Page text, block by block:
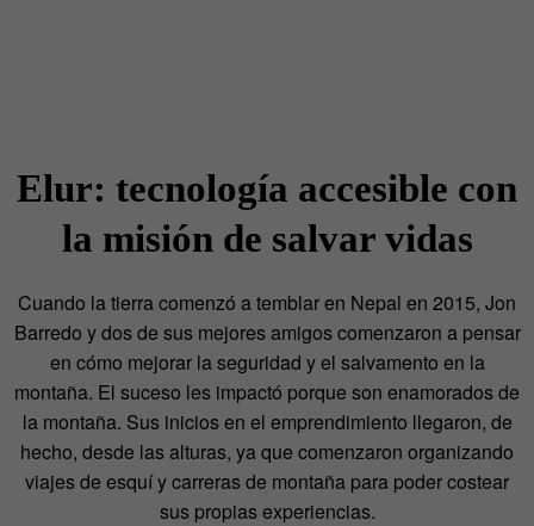
Elur: tecnología accesible con
la misión de salvar vidas
Cuando la tierra comenzó a temblar en Nepal en 2015, Jon
Barredo y dos de sus mejores amigos comenzaron a pensar
en cómo mejorar la seguridad y el salvamento en la
montaña. El suceso les impactó porque son enamorados de
la montaña. Sus inicios en el emprendimiento llegaron, de
hecho, desde las alturas, ya que comenzaron organizando
viajes de esquí y carreras de montaña para poder costear
sus propias experiencias.